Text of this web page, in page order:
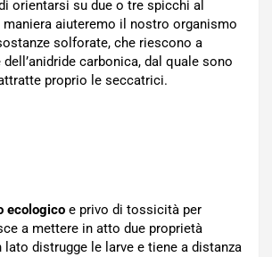
orientarsi su due o tre spicchi al
aiuteremo il nostro organismo
solforate, che riescono a
carbonica, dal quale sono
proprio le seccatrici.
ecologico e privo di tossicità per
a mettere in atto due proprietà
lato distrugge le larve e tiene a distanza